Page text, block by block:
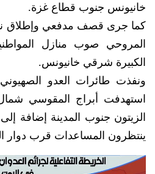
خانيونس جنوب قطاع غزة.
كما جرى قصف مدفعي وإطلاق
المروحي صوب منازل
الكبيرة شرقي خانيونس.
ونفذت طائرات العدو
استهدفت أبراج المقوسي
الزيتون جنوب المدينة إضافة
ينتظرون المساعدات قرب دوار